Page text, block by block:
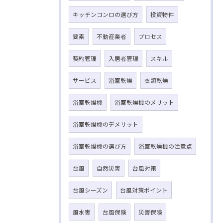
キッチンコンロの選び方 投資物件
要素 不動産業者 プロセス
契約管理 入居者管理 スキル
サービス 浴室乾燥 衣類乾燥
浴室乾燥機 浴室乾燥機のメリット
浴室乾燥機のデメリット
浴室乾燥機の選び方 浴室乾燥機の注意点
台風 自然災害 台風対策
台風シーズン 台風対策ポイント
風水害 台風保険 災害保険